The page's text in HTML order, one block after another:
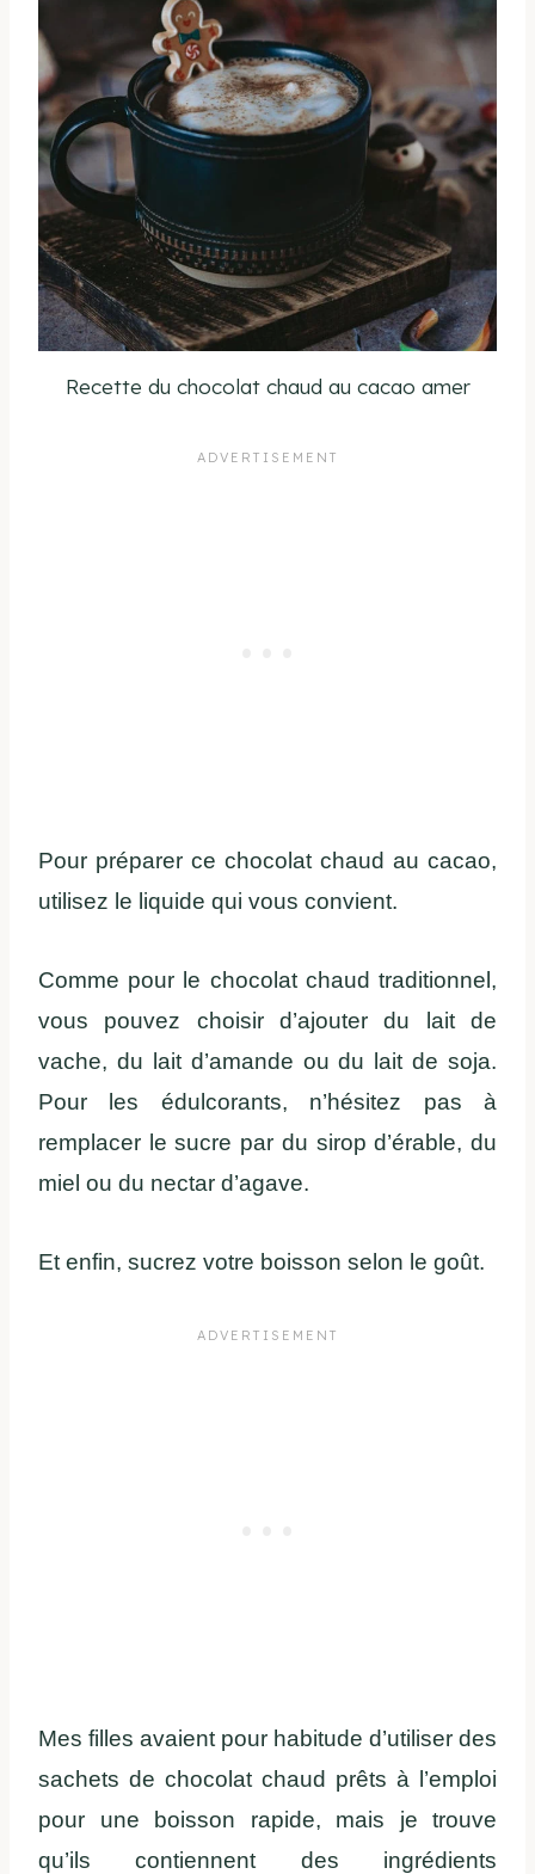
Recette du chocolat chaud au cacao amer
Pour préparer ce chocolat chaud au cacao,
utilisez le liquide qui vous convient.
Comme pour le chocolat chaud traditionnel,
vous pouvez choisir d’ajouter du lait de
vache, du lait d’amande ou du lait de soja.
Pour les édulcorants, n’hésitez pas à
remplacer le sucre par du sirop d’érable, du
miel ou du nectar d’agave.
Et enfin, sucrez votre boisson selon le goût.
Mes filles avaient pour habitude d’utiliser des
sachets de chocolat chaud prêts à l’emploi
pour une boisson rapide, mais je trouve
qu’ils contiennent des ingrédients